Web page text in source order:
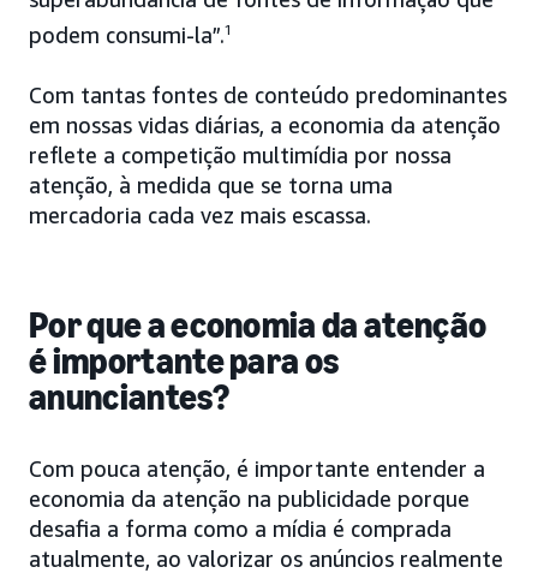
podem consumi-la”.1
Com tantas fontes de conteúdo predominantes
em nossas vidas diárias, a economia da atenção
reflete a competição multimídia por nossa
atenção, à medida que se torna uma
mercadoria cada vez mais escassa.
Por que a economia da atenção
é importante para os
anunciantes?
Com pouca atenção, é importante entender a
economia da atenção na publicidade porque
desafia a forma como a mídia é comprada
atualmente, ao valorizar os anúncios realmente